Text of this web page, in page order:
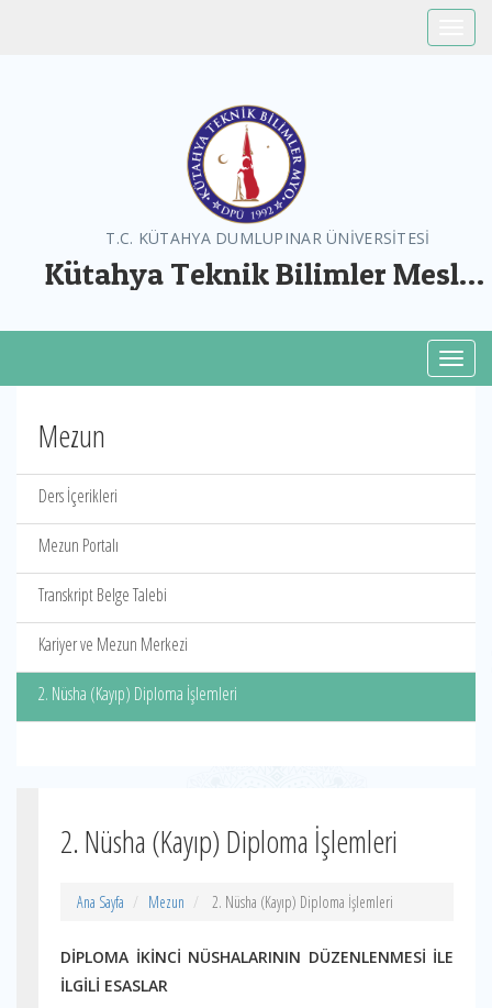
T.C. KÜTAHYA DUMLUPINAR ÜNİVERSİTESİ
Kütahya Teknik Bilimler Meslek
Mezun
Ders İçerikleri
Mezun Portalı
Transkript Belge Talebi
Kariyer ve Mezun Merkezi
2. Nüsha (Kayıp) Diploma İşlemleri
2. Nüsha (Kayıp) Diploma İşlemleri
Ana Sayfa Mezun 2. Nüsha (Kayıp) Diploma İşlemleri
DİPLOMA İKİNCİ NÜSHALARININ DÜZENLENMESİ İLE
İLGİLİ ESASLAR